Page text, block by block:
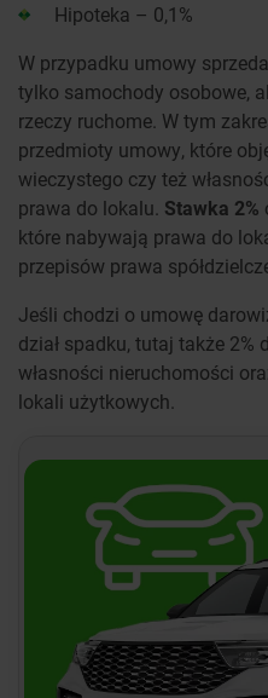
Hipoteka – 0,1%
W przypadku umowy
tylko samochody osobowe,
rzeczy ruchome. W tym
przedmioty umowy, które
wieczystego czy też
prawa do lokalu. Stawka 2%
które nabywają prawa do
przepisów prawa
Jeśli chodzi o umowę
dział spadku, tutaj także 2%
własności nieruchomości
lokali użytkowych.